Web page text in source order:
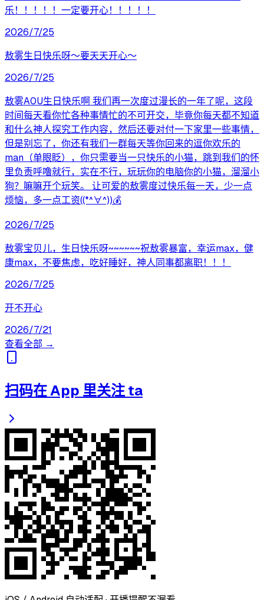
乐！！！！！一定要开心！！！！！
2026/7/25
敖雾生日快乐呀～要天天开心～
2026/7/25
敖雾A0U生日快乐啊 我们再一次度过漫长的一年了呢，这段
时间每天看你忙各种事情忙的不可开交，毕竟你每天都不知道
和什么神人探究工作内容，然后还要对付一下家里一些事情，
但是别忘了，你还有我们一群每天等你回来的逗你欢乐的
man（单眼眨），你只需要当一只快乐的小猫，跳到我们的怀
里负责呼噜就行，实在不行，玩玩你的电脑你的小猫，溜溜小
狗？嘛嘛开个玩笑。 让可爱的敖雾度过快乐每一天，少一点
烦恼，多一点工资((*^∀^))💰
2026/7/25
敖雾宝贝儿，生日快乐呀~~~~~~祝敖雾暴富，幸运max，健
康max，不要焦虑，吃好睡好，神人同事都离职！！！
2026/7/25
开不开心
2026/7/21
查看全部 →
扫码在 App 里关注 ta